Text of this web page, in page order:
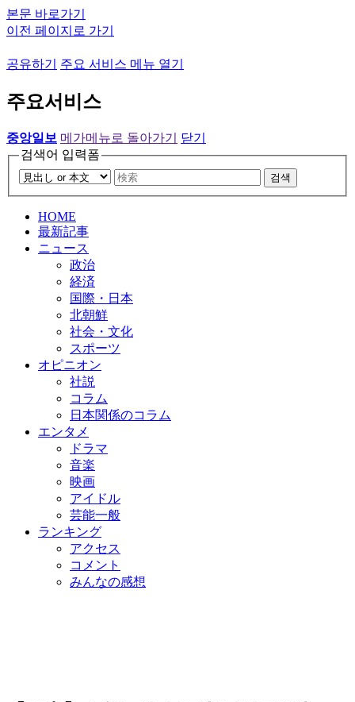
본문 바로가기
이전 페이지로 가기
공유하기 주요 서비스 메뉴 열기
주요서비스
중앙일보 메가메뉴로 돌아가기
닫기
검색어 입력폼
검색
HOME
最新記事
ニュース
政治
経済
国際・日本
北朝鮮
社会・文化
スポーツ
オピニオン
社説
コラム
日本関係のコラム
エンタメ
ドラマ
音楽
映画
アイドル
芸能一般
ランキング
アクセス
コメント
みんなの感想